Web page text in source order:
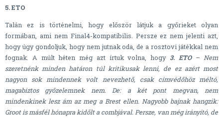
5. ETO
Talán ez is történelmi, hogy először látjuk a győrieket olyan
formában, ami nem Final4-kompatibilis. Persze ez nem jelenti azt,
hogy úgy gondoljuk, hogy nem jutnak oda, de a rosztovi játékkal nem
fognak. A múlt héten még azt írtuk volna, hogy 3. ETO – Nem
szeretnénk minden határon túl kritikusak lenni, de ez azért most
nagyon sok mindennek volt nevezhető, csak címvédőhöz méltó,
magabiztos győzelemnek nem. De: a két pont megvan, nem
mindenkinek lesz ám az meg a Brest ellen. Nagyobb bajnak hangzik:
Groot is másfél hónapra kidőlt a combjával. Persze, van még irányító, de